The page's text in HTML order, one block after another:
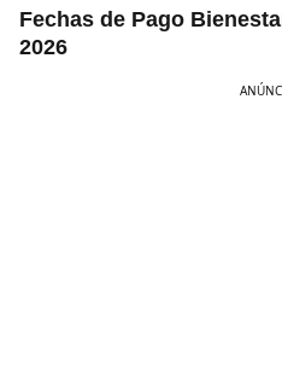
Fechas de Pago
2026